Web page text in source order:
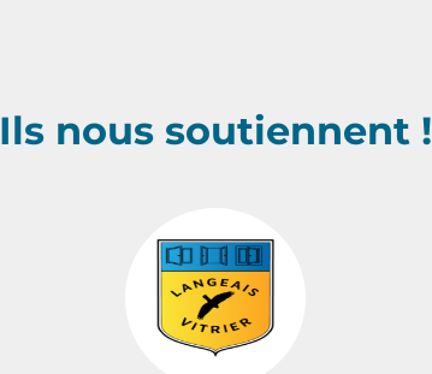
Ils nous soutiennent !